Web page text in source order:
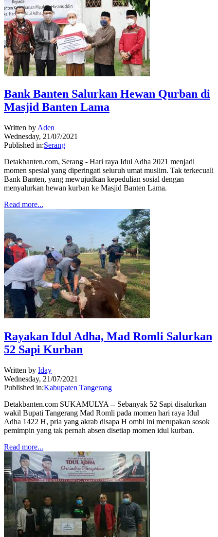
Bank Banten Salurkan Hewan Qurban di
Masjid Banten Lama
Written by Aden
Wednesday, 21/07/2021
Published in:Serang
Detakbanten.com, Serang - Hari raya Idul Adha 2021 menjadi
momen spesial yang diperingati seluruh umat muslim. Tak terkecuali
Bank Banten, yang mewujudkan kepedulian sosial dengan
menyalurkan hewan kurban ke Masjid Banten Lama.
Read more...
Rayakan Idul Adha, Mad Romli Salurkan
52 Sapi Kurban
Written by Iday
Wednesday, 21/07/2021
Published in:Kabupaten Tangerang
Detakbanten.com SUKAMULYA -- Sebanyak 52 Sapi disalurkan
wakil Bupati Tangerang Mad Romli pada momen hari raya Idul
Adha 1422 H, pria yang akrab disapa H ombi ini merupakan sosok
pemimpin yang tak pernah absen disetiap momen idul kurban.
Read more...